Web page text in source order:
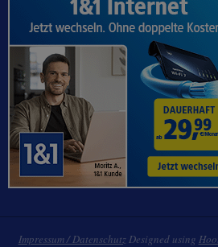
Impressum / DatenschutzDesigned using